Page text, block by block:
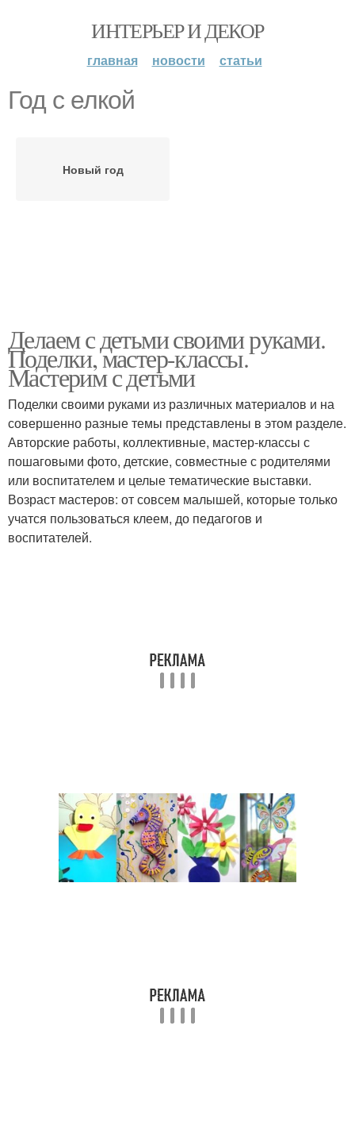
ИНТЕРЬЕР И ДЕКОР
главная новости статьи
Год с елкой
Новый год
Делаем с детьми своими руками.
Поделки, мастер-классы.
Мастерим с детьми
Поделки своими руками из различных материалов и на
совершенно разные темы представлены в этом разделе.
Авторские работы, коллективные, мастер-классы с
пошаговыми фото, детские, совместные с родителями
или воспитателем и целые тематические выставки.
Возраст мастеров: от совсем малышей, которые только
учатся пользоваться клеем, до педагогов и
воспитателей.